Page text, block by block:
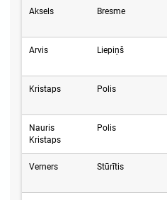
Aksels Bresme
Arvis Liepiņš
Kristaps Polis
Nauris
Kristaps
Polis
Verners Stūrītis